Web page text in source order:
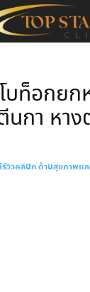
ท็อกยก
กา หาง
วิวคลินิก ด้านสุขภาพแล